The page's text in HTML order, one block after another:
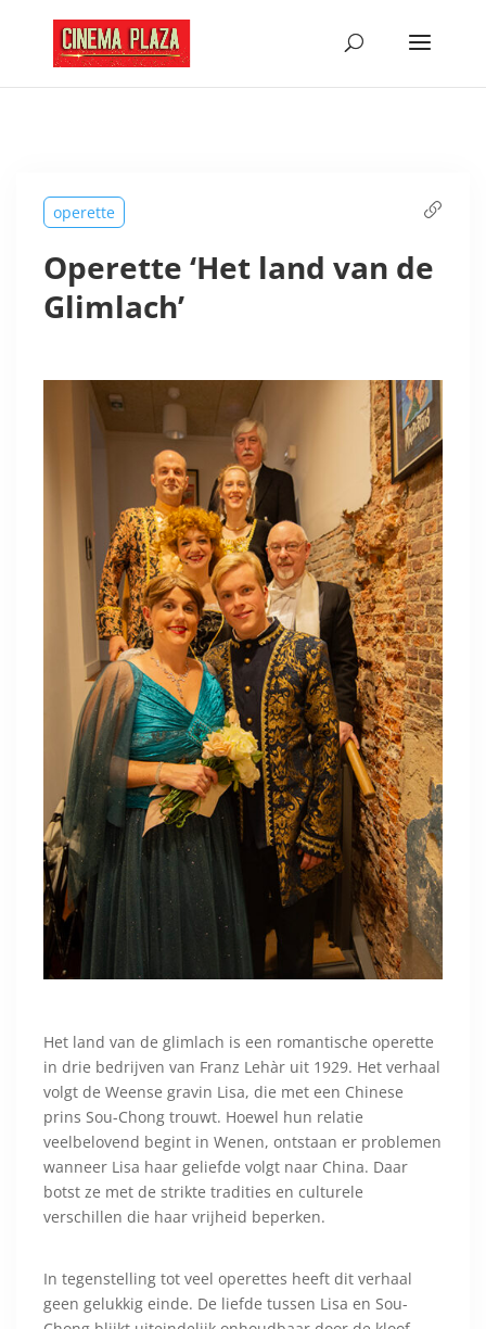
operette
Operette ‘Het land van de
Glimlach’
Het land van de glimlach is een romantische operette
in drie bedrijven van Franz Lehàr uit 1929. Het verhaal
volgt de Weense gravin Lisa, die met een Chinese
prins Sou-Chong trouwt. Hoewel hun relatie
veelbelovend begint in Wenen, ontstaan er problemen
wanneer Lisa haar geliefde volgt naar China. Daar
botst ze met de strikte tradities en culturele
verschillen die haar vrijheid beperken.
In tegenstelling tot veel operettes heeft dit verhaal
geen gelukkig einde. De liefde tussen Lisa en Sou-